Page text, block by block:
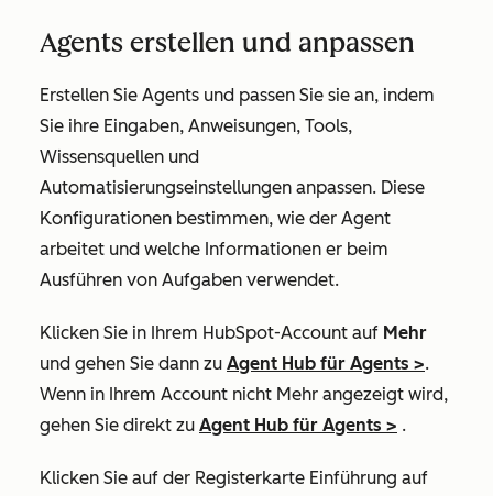
Agents erstellen und anpassen
Erstellen Sie Agents und passen Sie sie an, indem
Sie ihre Eingaben, Anweisungen, Tools,
Wissensquellen und
Automatisierungseinstellungen anpassen. Diese
Konfigurationen bestimmen, wie der Agent
arbeitet und welche Informationen er beim
Ausführen von Aufgaben verwendet.
Klicken Sie in Ihrem HubSpot-Account auf Mehr
und gehen Sie dann zu Agent Hub für Agents >.
Wenn in Ihrem Account nicht Mehr angezeigt wird,
gehen Sie direkt zu Agent Hub für Agents > .
Klicken Sie auf der Registerkarte Einführung auf